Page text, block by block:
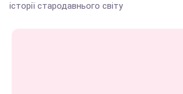
історії стародавнього світу